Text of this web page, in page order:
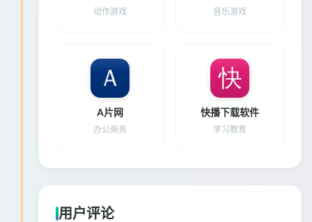
动作游戏 音乐游戏
A片网
办公商务
快播下载软件
学习教育
用户评论